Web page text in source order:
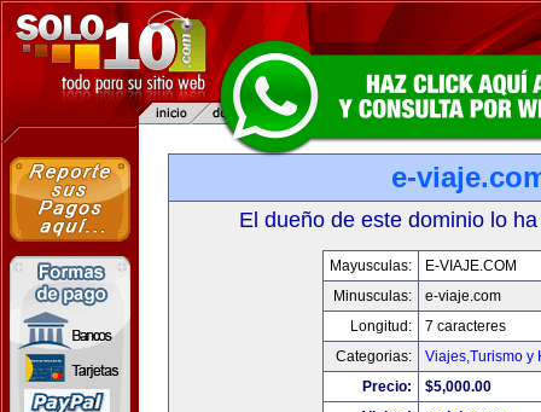
e-
El dueño de este dominio lo
Mayusculas:
E-VIAJE.COM
Minusculas:
e-viaje.com
Longitud:
7 caracteres
Categorias:
Viajes,Turismo y
Precio:
$5,000.00